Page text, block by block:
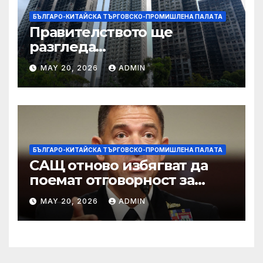
БЪЛГАРО-КИТАЙСКА ТЪРГОВСКО-ПРОМИШЛЕНА ПАЛAТА
Правителството ще
разгледа
застрахователните
претенции на Wang Fuk
Court по план за обратно
изкупуване: Хоп
MAY 20, 2026 ADMIN
БЪЛГАРО-КИТАЙСКА ТЪРГОВСКО-ПРОМИШЛЕНА ПАЛAТА
САЩ отново избягват да
поемат отговорност за
нападението в училище в
Иран, при което загинаха
155 души
MAY 20, 2026 ADMIN